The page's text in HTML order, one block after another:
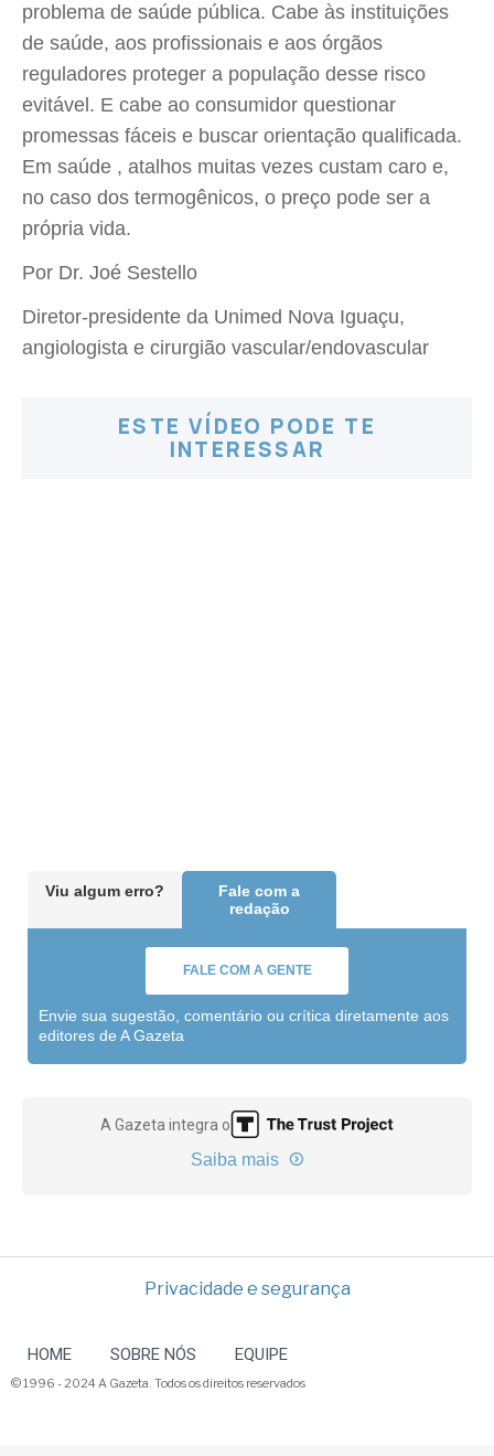
problema de saúde pública. Cabe às instituições
de saúde, aos profissionais e aos órgãos
reguladores proteger a população desse risco
evitável. E cabe ao consumidor questionar
promessas fáceis e buscar orientação qualificada.
Em saúde , atalhos muitas vezes custam caro e,
no caso dos termogênicos, o preço pode ser a
própria vida.
Por Dr. Joé Sestello
Diretor-presidente da Unimed Nova Iguaçu,
angiologista e cirurgião vascular/endovascular
ESTE VÍDEO PODE TE
INTERESSAR
Viu algum erro?
Fale com a
redação
FALE COM A GENTE
Envie sua sugestão, comentário ou crítica diretamente aos
editores de A Gazeta
A Gazeta integra o
Saiba mais
Privacidade e segurança
HOME SOBRE NÓS EQUIPE
© 1996 - 2024 A Gazeta. Todos os direitos reservados